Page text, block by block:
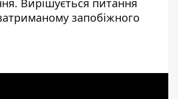
Вирішується питання
запобіжного